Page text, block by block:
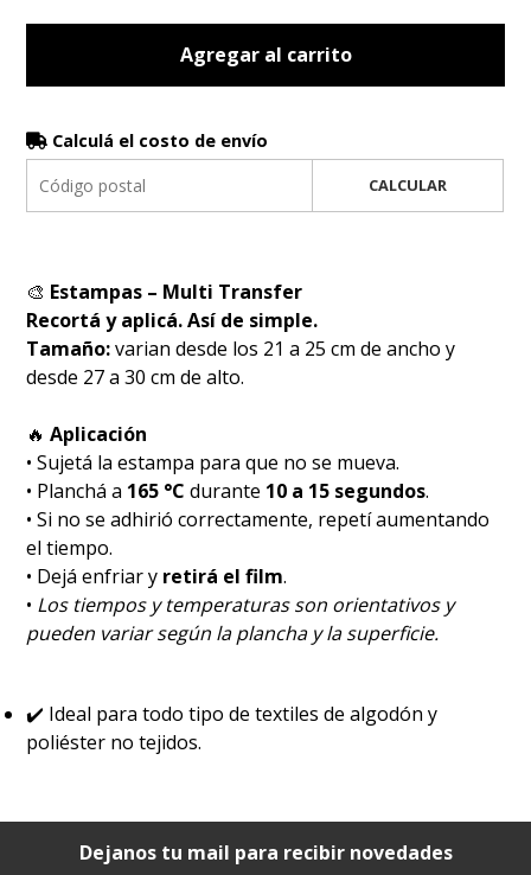
Agregar al carrito
Calculá el costo de envío
CALCULAR
🎨 Estampas – Multi Transfer
Recortá y aplicá. Así de simple.
Tamaño:varian desde los 21 a 25 cm de ancho y
desde 27 a 30 cm de alto.
🔥 Aplicación
• Sujetá la estampa para que no se mueva.
• Planchá a 165 °C durante 10 a 15 segundos.
• Si no se adhirió correctamente, repetí aumentando
el tiempo.
• Dejá enfriar y retirá el film.
• Los tiempos y temperaturas son orientativos y
pueden variar según la plancha y la superficie.
✔️ Ideal para todo tipo de textiles de algodón y
poliéster no tejidos.
Dejanos tu mail para recibir novedades